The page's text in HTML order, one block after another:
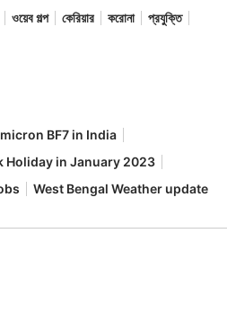
ওয়েব গল্প কেরিয়ার করোনা
প্রযুক্তি
BF7 in India
Holiday in January 2023
West Bengal Weather update